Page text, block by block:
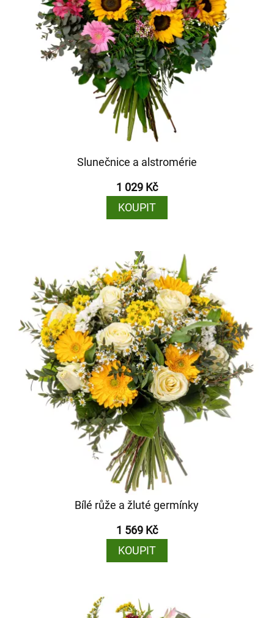
Slunečnice a alstromérie
1 029 Kč
KOUPIT
Bílé růže a žluté germínky
1 569 Kč
KOUPIT